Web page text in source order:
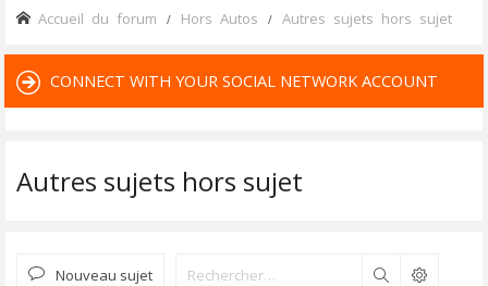
Accueil du forum Hors Autos Autres sujets hors sujet
CONNECT WITH YOUR SOCIAL NETWORK ACCOUNT
Autres sujets hors sujet
Nouveau sujet Rechercher